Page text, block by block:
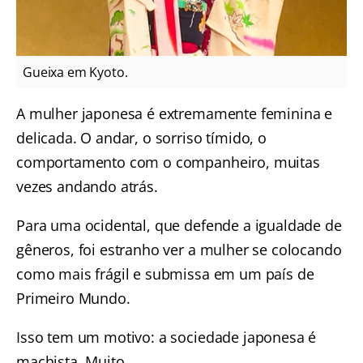
Gueixa em Kyoto.
A mulher japonesa é extremamente feminina e
delicada. O andar, o sorriso tímido, o
comportamento com o companheiro, muitas
vezes andando atrás.
Para uma ocidental, que defende a igualdade de
gêneros, foi estranho ver a mulher se colocando
como mais frágil e submissa em um país de
Primeiro Mundo.
Isso tem um motivo: a sociedade japonesa é